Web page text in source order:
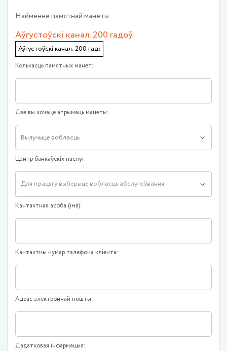
Найменне памятнай манеты:
Аўгустоўскi канал. 200 гадоў
Колькасць памятных манет:
Дзе вы хочаце атрымаць манеты:
Вылучыце вобласць
Цэнтр банкаўскіх паслуг:
Для працягу выберыце вобласць абслугоўвання
Кантактная асоба (iмя):
Кантактны нумар тэлефона кліента:
Адрас электроннай пошты:
Дадатковая інфармацыя: